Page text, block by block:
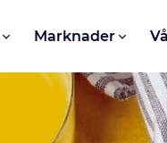
Marknader